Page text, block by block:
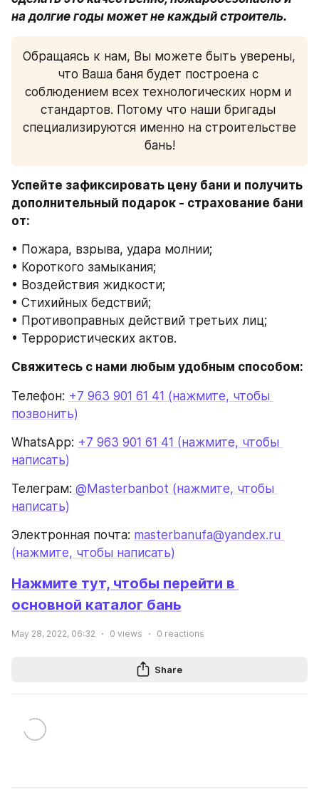
на долгие годы может не каждый строитель.
Обращаясь к нам, Вы можете быть уверены,
что Ваша баня будет построена с
соблюдением всех технологических норм и
стандартов. Потому что наши бригады
специализируются именно на строительстве
бань!
Успейте зафиксировать цену бани и получить
дополнительный подарок - страхование бани
от:
• Пожара, взрыва, удара молнии;
• Короткого замыкания;
• Воздействия жидкости;
• Стихийных бедствий;
• Противоправных действий третьих лиц;
• Террористических актов.
Свяжитесь с нами любым удобным способом:
Телефон: +7 963 901 61 41 (нажмите, чтобы
позвонить)
WhatsApp: +7 963 901 61 41 (нажмите, чтобы
написать)
Телеграм: @Masterbanbot (нажмите, чтобы
написать)
Электронная почта: masterbanufa@yandex.ru
(нажмите, чтобы написать)
Нажмите тут, чтобы перейти в
основной каталог бань
May 28, 2022, 06:32 0 views 0 reactions
Share